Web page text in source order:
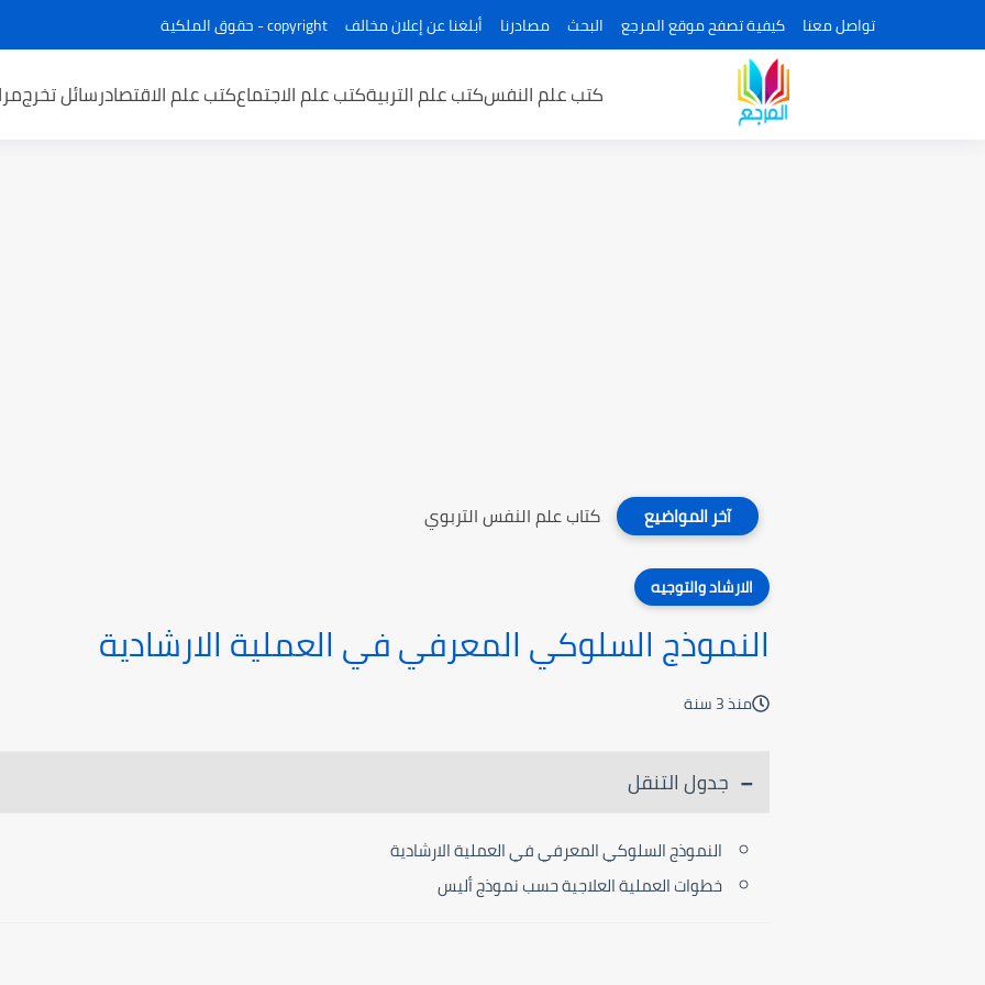
تواصل معنا كيفية تصفح موقع المرجع البحث مصادرنا أبلغنا عن إعلان مخالف copyright - حقوق الملكية
كتب علم النفسكتب علم التربيةكتب علم الاجتماعكتب علم الاقتصادرسائل تخرج
آخر المواضيع كتاب علم النفس التربوي
الارشاد والتوجيه
النموذج السلوكي المعرفي في العملية الارشادية
منذ 3 سنة
جدول التنقل
النموذج السلوكي المعرفي في العملية الارشادية
خطوات العملية العلاجية حسب نموذج أليس